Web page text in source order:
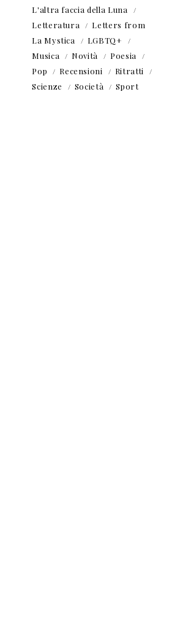
L'altra faccia della Luna
Letteratura
Letters from
La Mystica
LGBTQ+
Musica
Novità
Poesia
Pop
Recensioni
Ritratti
Scienze
Società Sport